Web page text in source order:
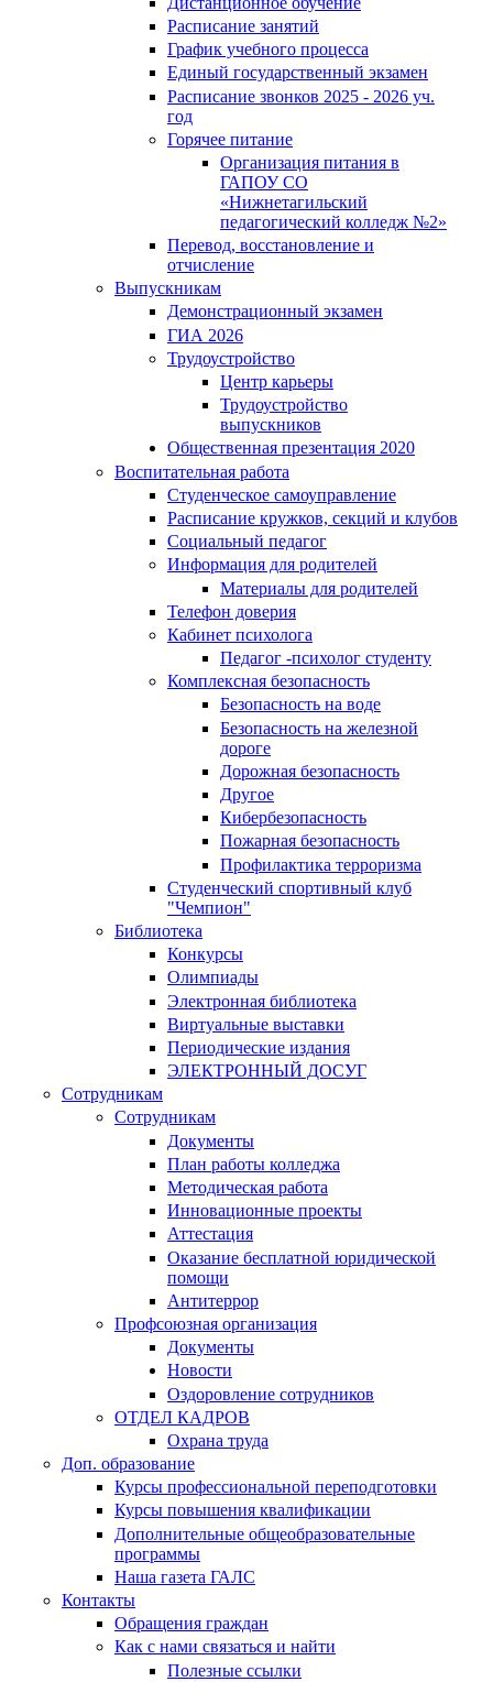
Расписание занятий
График учебного процесса
Единый государственный экзамен
Расписание звонков 2025 - 2026 уч.
год
Горячее питание
Организация питания в
ГАПОУ СО
«Нижнетагильский
педагогический колледж №2»
Перевод, восстановление и
отчисление
Выпускникам
Демонстрационный экзамен
ГИА 2026
Трудоустройство
Центр карьеры
Трудоустройство
выпускников
Общественная презентация 2020
Воспитательная работа
Студенческое самоуправление
Расписание кружков, секций и клубов
Социальный педагог
Информация для родителей
Материалы для родителей
Телефон доверия
Кабинет психолога
Педагог -психолог студенту
Комплексная безопасность
Безопасность на воде
Безопасность на железной
дороге
Дорожная безопасность
Другое
Кибербезопасность
Пожарная безопасность
Профилактика терроризма
Студенческий спортивный клуб
"Чемпион"
Библиотека
Конкурсы
Олимпиады
Электронная библиотека
Виртуальные выставки
Периодические издания
ЭЛЕКТРОННЫЙ ДОСУГ
Сотрудникам
Сотрудникам
Документы
План работы колледжа
Методическая работа
Инновационные проекты
Аттестация
Оказание бесплатной юридической
помощи
Антитеррор
Профсоюзная организация
Документы
Новости
Оздоровление сотрудников
ОТДЕЛ КАДРОВ
Охрана труда
Доп. образование
Курсы профессиональной переподготовки
Курсы повышения квалификации
Дополнительные общеобразовательные
программы
Наша газета ГАЛС
Контакты
Обращения граждан
Как с нами связаться и найти
Полезные ссылки